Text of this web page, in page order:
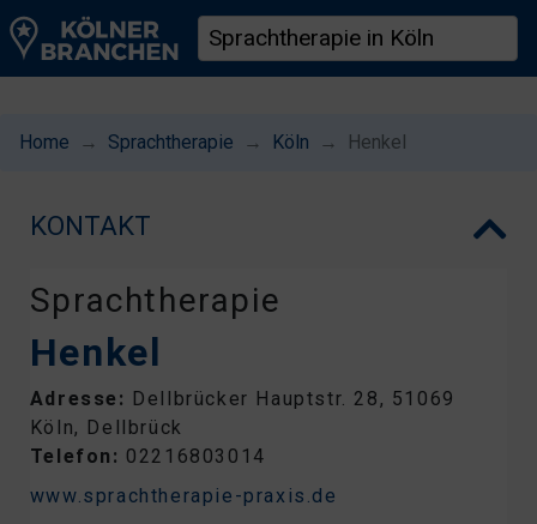
Home Sprachtherapie Köln Henkel
KONTAKT
Sprachtherapie
Henkel
Adresse: Dellbrücker Hauptstr. 28, 51069
Köln, Dellbrück
Telefon: 02216803014
www.sprachtherapie-praxis.de